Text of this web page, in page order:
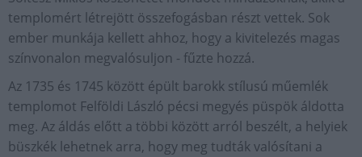
templomért létrejött összefogásban részt vettek. Sok
ember munkája kellett ahhoz, hogy a kivitelezés magas
színvonalon megvalósuljon - fűzte hozzá.
Az 1735 és 1745 között épült barokk stílusú műemlék
templomot Felföldi László pécsi megyés püspök áldotta
meg. Az áldás előtt a többi között arról beszélt, a helyiek
büszkék lehetnek arra, hogy meg tudták valósítani a